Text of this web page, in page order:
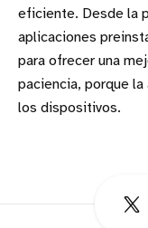
eficiente. Desde la
aplicaciones
para ofrecer una
paciencia, porque
los dispositivos.